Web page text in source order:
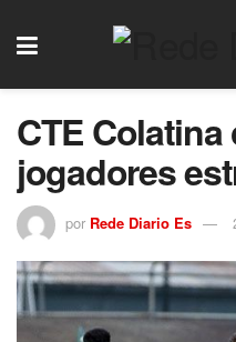
CTE
jogadores
por Rede Diario Es